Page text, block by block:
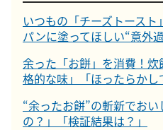
いつもの「チーズトースト
パンに塗ってほしい“意外
余った「お餅」を消費！
格的な味」「ほったらかし
“余ったお餅”の斬新でお
の？」「検証結果は？」